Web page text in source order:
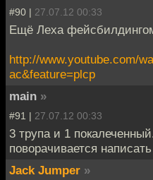
#90 | 27.07.12 00:33
Ещё Леха
http://www.youtube.com/
ac&feature=plcp
main »
#91 | 27.07.12 00:33
3 трупа и 1
поворачивается
Jack Jumper »